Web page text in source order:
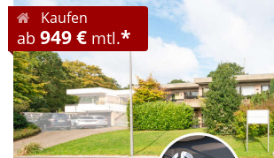
Kaufen
ab 949 € mtl.*